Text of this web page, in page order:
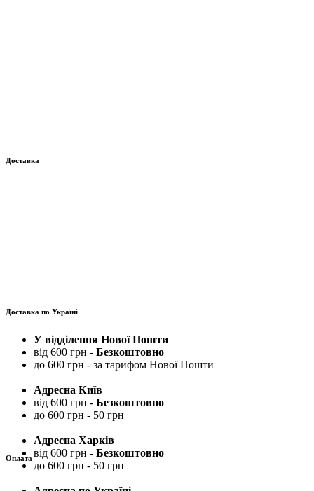
Доставка
Доставка по Україні
У відділення Нової Пошти
від 600 грн - Безкоштовно
до 600 грн - за тарифом Нової Пошти
Адресна Київ
від 600 грн - Безкоштовно
до 600 грн - 50 грн
Адресна Харків
від 600 грн - Безкоштовно
до 600 грн - 50 грн
Оплата